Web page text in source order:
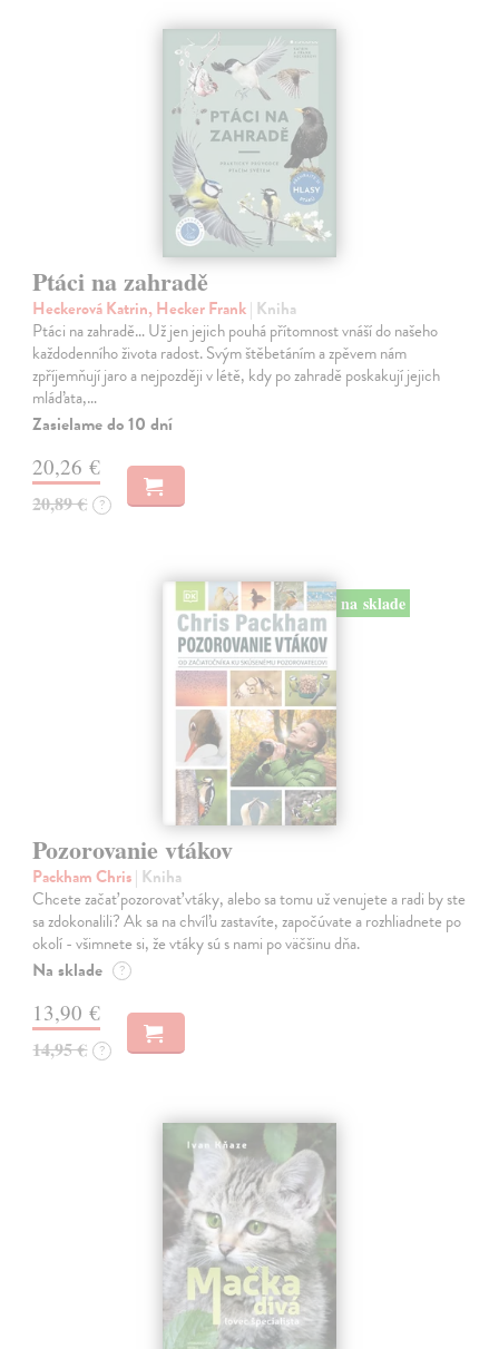
Ptáci na zahradě
Heckerová Katrin, Hecker Frank| Kniha
Ptáci na zahradě… Už jen jejich pouhá přítomnost vnáší do našeho
každodenního života radost. Svým štěbetáním a zpěvem nám
zpříjemňují jaro a nejpozději v létě, kdy po zahradě poskakují jejich
mláďata,…
Zasielame do 10 dní
20,26 €
20,89 € ?
na sklade
Pozorovanie vtákov
Packham Chris| Kniha
Chcete začať pozorovať vtáky, alebo sa tomu už venujete a radi by ste
sa zdokonalili? Ak sa na chvíľu zastavíte, započúvate a rozhliadnete po
okolí - všimnete si, že vtáky sú s nami po väčšinu dňa.
Na sklade ?
13,90 €
14,95 € ?